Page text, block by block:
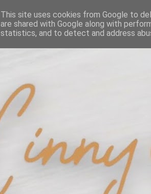
This site uses cookies from Google to
are shared with Google along with
statistics, and to detect and address